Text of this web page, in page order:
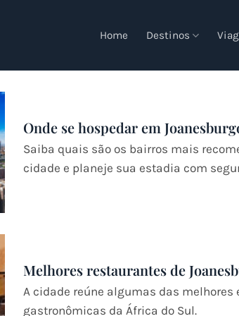
Home Destinos
Onde se hospedar em
Saiba quais são os bairros mais
cidade e planeje sua estadia com
Melhores restaurantes de
A cidade reúne algumas das melhores
gastronômicas da África do Sul.